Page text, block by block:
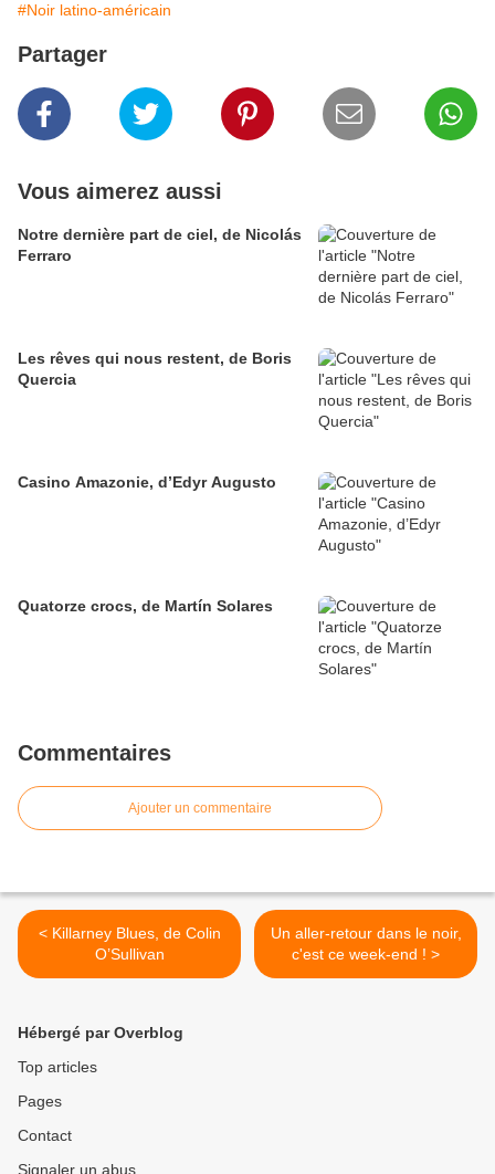
#Noir latino-américain
Partager
Vous aimerez aussi
Notre dernière part de ciel, de Nicolás
Ferraro
Les rêves qui nous restent, de Boris
Quercia
Casino Amazonie, d’Edyr Augusto
Quatorze crocs, de Martín Solares
Commentaires
Ajouter un commentaire
< Killarney Blues, de Colin
O’Sullivan
Un aller-retour dans le noir,
c'est ce week-end ! >
Hébergé par Overblog
Top articles
Pages
Contact
Signaler un abus